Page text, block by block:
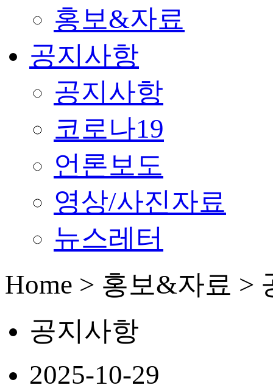
홍보&자료
공지사항
공지사항
코로나19
언론보도
영상/사진자료
뉴스레터
Home > 홍보&자료 >
공지사항
2025-10-29